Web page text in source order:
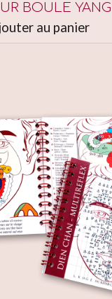
BOULE
au panier